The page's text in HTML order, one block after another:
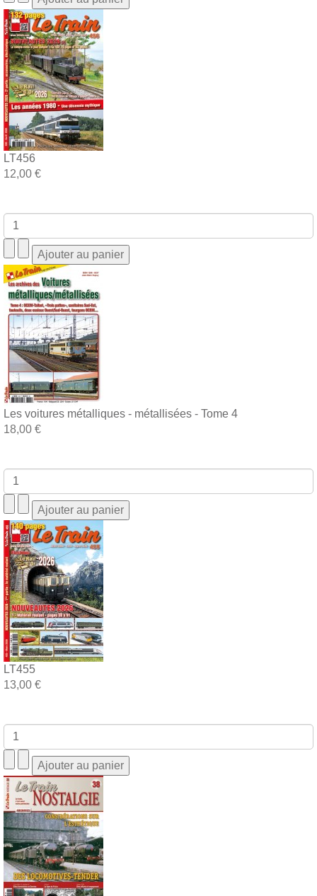
LT456
12,00 €
Les voitures métalliques - métallisées - Tome 4
18,00 €
LT455
13,00 €